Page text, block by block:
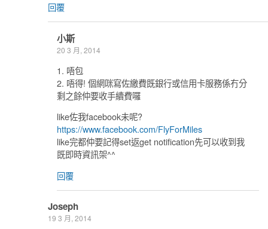
回覆
小斯
20 3 月, 2014
1. 唔包
2. 唔得! 個網咪寫佐繳費既銀行或信用卡服務係冇分
剩之餘仲要收手續費囉
like佐我facebook未呢?
https://www.facebook.com/FlyForMiles
like完都仲要記得set返get notification先可以收到我
既即時資訊架^^
回覆
Joseph
19 3 月, 2014